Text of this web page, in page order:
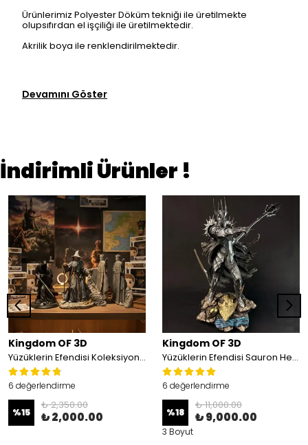
Ürünlerimiz Polyester Döküm tekniği ile üretilmekte
olupsıfırdan el işçiliği ile üretilmektedir.
Akrilik boya ile renklendirilmektedir.
Devamını Göster
İndirimli Ürünler !
Kingdom OF 3D
Yüzüklerin Efendisi Koleksiyon Seti, 3'lü Set(Argonath Heykelleri, Nazgul, Gandalf)
6 değerlendirme
%15
₺ 2,350.00
₺ 2,000.00
Kingdom OF 3D
Yüzüklerin Efendisi Sauron Heykeli
6 değerlendirme
%18
₺ 11,000.00
₺ 9,000.00
3 Boyut